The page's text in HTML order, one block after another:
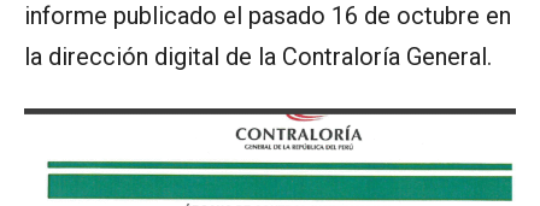
informe publicado el pasado 16 de octubre en
la dirección digital de la Contraloría General.